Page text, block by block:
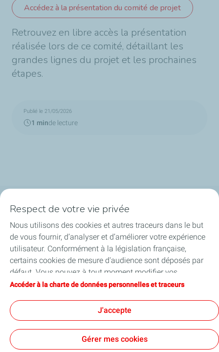
Accédez à la présentation du comité de projet
Retrouvez en libre accès la présentation
réalisée lors de ce comité, détaillant les
grandes lignes du projet et les prochaines
étapes.
Publié le 21/05/2026
1 minde lecture
La société
Nos métiers
Soyez acteurs
Nos projets
Respect de votre vie privée
Nous utilisons des cookies et autres traceurs dans le but
de vous fournir, d’analyser et d’améliorer votre expérience
utilisateur. Conformément à la législation française,
certains cookies de mesure d'audience sont déposés par
défaut. Vous pouvez à tout moment modifier vos
paramètres de cookies en cliquant sur le bouton « Gérer
vous acceptez le dépôt de l’ensemble des cookies. Dans le
cas où vous cliquez sur « Je refuse », seuls les cookies
techniques nécessaires au bon fonctionnement du site
seront utilisés. Pour plus d’informations, vous pouvez
Accéder à la charte de données personnelles et traceurs
J'accepte
Gérer mes cookies